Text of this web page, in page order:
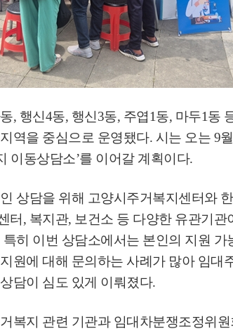
, 행신4동, 행신3동, 주엽1동, 마두1동
역을 중심으로 운영됐다. 시는 오는 9
이동상담소’를 이어갈 계획이다.
상담을 위해 고양시주거복지센터와
터 , 복지관, 보건소 등 다양한 유관기관
특히 이번 상담소에서는 본인의 지원 가
원에 대해 문의하는 사례가 많아 임대
담이 심도 있게 이뤄졌다.
복지 관련 기관과 임대차분쟁조정위
마무리 한 이동환 고양시장
양행주문화제' 행주산성
에너지시설(소각장) 소방
물향기
종 감상'
민경선
대회 시
제30
회 개최